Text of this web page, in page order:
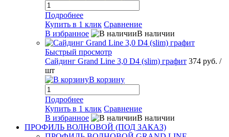
Подробнее
Купить в 1 клик Сравнение
В избранное
В наличии
Быстрый просмотр
Сайдинг Grand Line 3,0 D4 (slim) графит 374 руб. /
шт
В корзину
Подробнее
Купить в 1 клик Сравнение
В избранное
В наличии
ПРОФИЛЬ ВОЛНОВОЙ (ПОД ЗАКАЗ)